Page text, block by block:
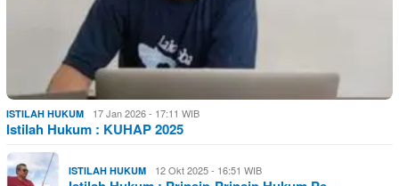
ISTILAH HUKUM 17 Jan 2026 - 17:11 WIB
Istilah Hukum : KUHAP 2025
ISTILAH HUKUM 12 Okt 2025 - 16:51 WIB